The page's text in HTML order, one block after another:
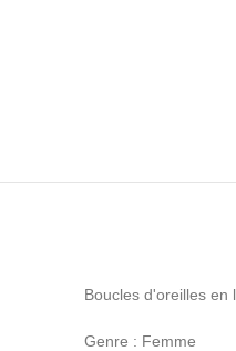
Boucles d'oreilles en
Genre : Femme